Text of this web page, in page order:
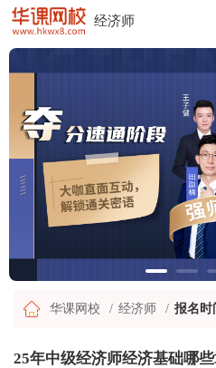
经济师
华课网校 经济师 报名时
25年中级经济师经济基础哪